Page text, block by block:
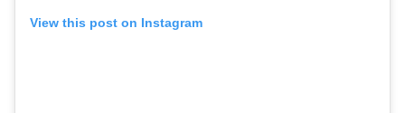
View this post on Instagram